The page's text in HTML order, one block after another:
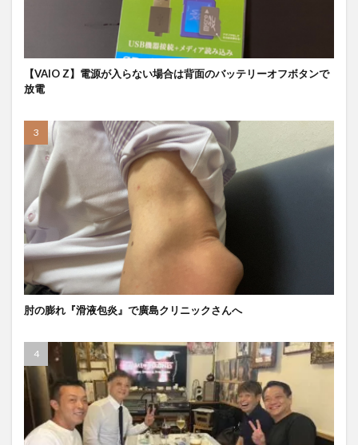
【VAIO Z】電源が入らない場合は背面のバッテリーオフボタンで
放電
肘の膨れ『滑液包炎』で廣島クリニックさんへ